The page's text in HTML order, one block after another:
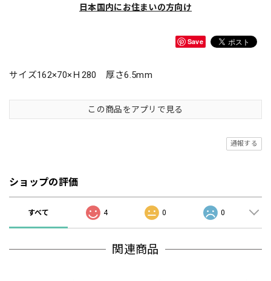
日本国内にお住まいの方向け
Save
サイズ162×70×Ｈ280 厚さ6.5mm
この商品をアプリで見る
通報する
ショップの評価
すべて 4 0 0
関連商品